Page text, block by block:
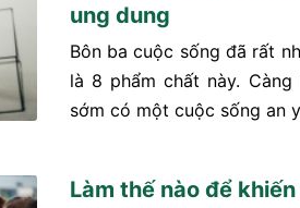
ung dung
Bôn ba cuộc sống đã rất
là 8 phẩm chất này.
sớm có một cuộc sống an
Làm thế nào để